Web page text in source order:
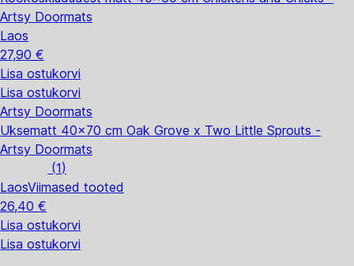
Artsy Doormats
Laos
27,90 €
Lisa ostukorvi
Lisa ostukorvi
Artsy Doormats
Uksematt 40x70 cm Oak Grove x Two Little Sprouts -
Artsy Doormats
(1)
LaosViimased tooted
26,40 €
Lisa ostukorvi
Lisa ostukorvi